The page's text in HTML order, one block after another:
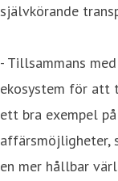
självkörande
- Tillsammans
ekosystem för att
ett bra exempel
affärsmöjligheter,
en mer hållbar